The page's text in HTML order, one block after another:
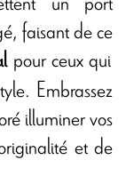
faisant de ce
pour ceux qui
Embrassez
illuminer vos
et de